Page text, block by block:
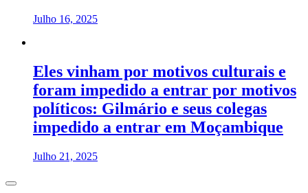
Julho 16, 2025
Eles vinham por motivos culturais e
foram impedido a entrar por motivos
políticos: Gilmário e seus colegas
impedido a entrar em Moçambique
Julho 21, 2025